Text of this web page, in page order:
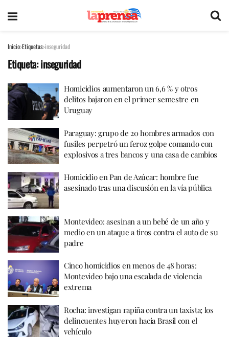
Inicio Etiquetas inseguridad
Etiqueta:inseguridad
Homicidios aumentaron un 6,6 % y otros
delitos bajaron en el primer semestre en
Uruguay
Paraguay: grupo de 20 hombres armados con
fusiles perpetró un feroz golpe comando con
explosivos a tres bancos y una casa de cambios
Homicidio en Pan de Azúcar: hombre fue
asesinado tras una discusión en la vía pública
Montevideo: asesinan a un bebé de un año y
medio en un ataque a tiros contra el auto de su
padre
Cinco homicidios en menos de 48 horas:
Montevideo bajo una escalada de violencia
extrema
Rocha: investigan rapiña contra un taxista; los
delincuentes huyeron hacia Brasil con el
vehículo